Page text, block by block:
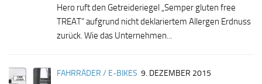
Hero ruft den Getreideriegel „Semper gluten free
TREAT“ aufgrund nicht deklariertem Allergen Erdnuss
zurück. Wie das Unternehmen...
FAHRRÄDER / E-BIKES 9. DEZEMBER 2015